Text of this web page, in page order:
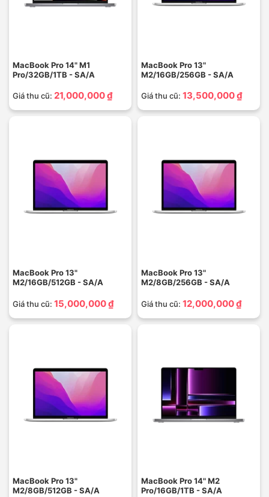
MacBook Pro 14" M1
Pro/32GB/1TB - SA/A
Giá thu cũ: 21,000,000 ₫
MacBook Pro 13"
M2/16GB/256GB - SA/A
Giá thu cũ: 13,500,000 ₫
MacBook Pro 13"
M2/16GB/512GB - SA/A
Giá thu cũ: 15,000,000 ₫
MacBook Pro 13"
M2/8GB/256GB - SA/A
Giá thu cũ: 12,000,000 ₫
MacBook Pro 13"
M2/8GB/512GB - SA/A
MacBook Pro 14" M2
Pro/16GB/1TB - SA/A